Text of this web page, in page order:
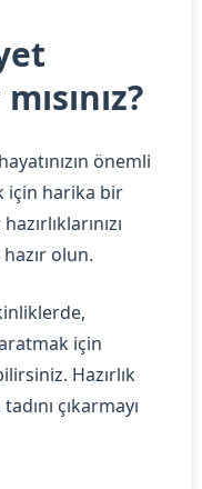
önemli
için harika bir
olun.
için
Hazırlık
çıkarmayı